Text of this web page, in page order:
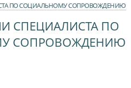
ПО СОЦИАЛЬНОМУ СОПРОВОЖДЕНИЮ
СПЕЦИАЛИСТА ПО
СОПРОВОЖДЕНИЮ